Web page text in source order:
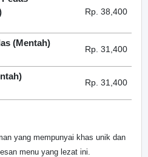
Rp. 38,400
(Mentah)
Rp. 31,400
Rp. 31,400
yang mempunyai khas unik dan
menu yang lezat ini.